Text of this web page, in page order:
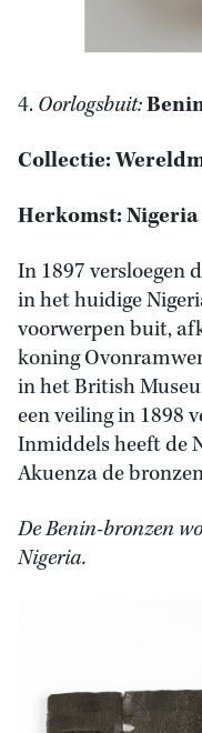
4.Oorlogsbuit:
Collectie:
Herkomst: Nigeria
In 1897 versloegen
in het huidige
voorwerpen buit,
koning
in het British
een veiling in 1898
Inmiddels heeft de
Akuenza de
De Benin-bronzen
Nigeria.